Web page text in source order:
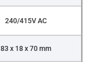
240/415V AC
83 x 18 x 70 mm